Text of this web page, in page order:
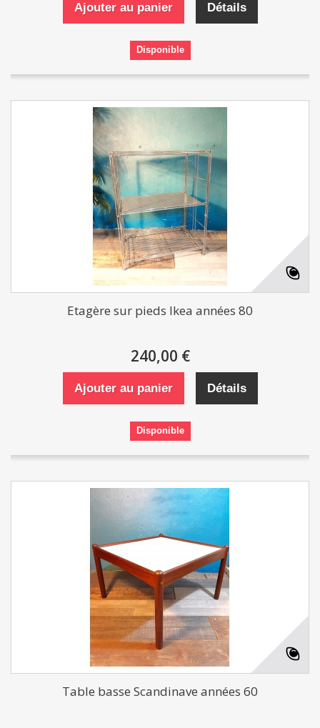
Ajouter au panier Détails
Disponible
Etagère sur pieds Ikea années 80
240,00 €
Ajouter au panier Détails
Disponible
Table basse Scandinave années 60